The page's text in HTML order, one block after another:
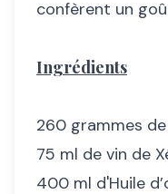
confèrent un
Ingrédients
260 grammes
75 ml de vin de
400 ml d'Huile